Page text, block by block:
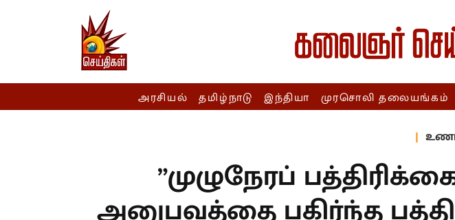
அரசியல் தமிழ்நாடு இந்தியா முரசொலி தலையங்கம்
”முழுநேரப்